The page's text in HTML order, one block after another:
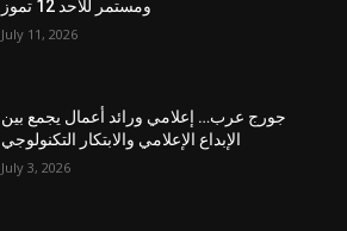
ومستمر للاحد 12 تموز
July 11, 2026
جورج عرب… إعلامي ورائد أعمال يجمع بين
الإبداع الإعلامي والابتكار التكنولوجي
July 3, 2026